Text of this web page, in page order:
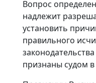
Вопрос
надлежит
установить
правильного
признаны судом